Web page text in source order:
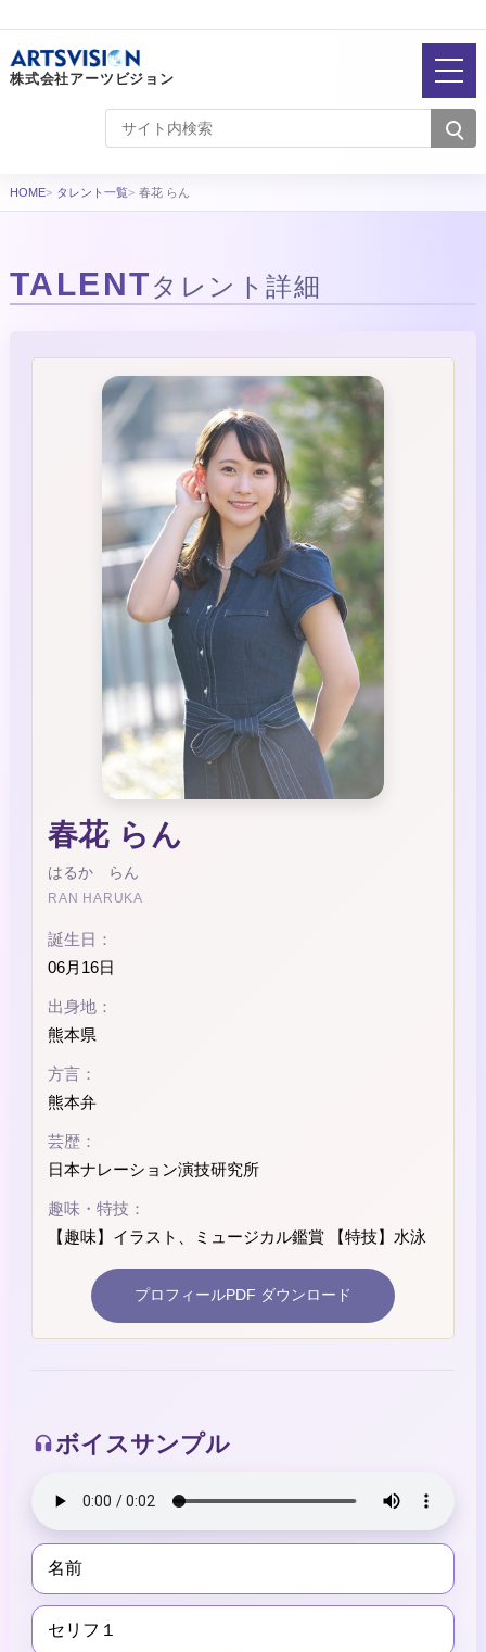
株式会社アーツビジョン
HOME タレント一覧 春花 らん
TALENTタレント詳細
春花 らん
はるか らん
RAN HARUKA
誕生日：
06月16日
出身地：
熊本県
方言：
熊本弁
芸歴：
日本ナレーション演技研究所
趣味・特技：
【趣味】イラスト、ミュージカル鑑賞 【特技】水泳
プロフィールPDF ダウンロード
ボイスサンプル
名前
セリフ１